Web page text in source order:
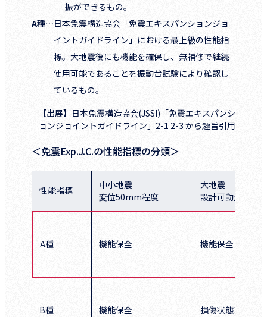
振ができるもの。
A種…日本免震構造協会「免震エキスパンションジョ
イントガイドライン」における最上級の性能指
標。大地震後にも機能を確保し、無補修で継続
使用可能であることを振動台試験により確認し
ているもの。
【出展】日本免震構造協会(JSSI)「免震エキスパンシ
ョンジョイントガイドライン」2-1 2-3 から趣旨引用
＜免震Exp.J.C.の性能指標の分類＞
性能指標
中小地震
変位50mm程度
大地震
設計可動量
A種 機能保全 機能保全
B種 機能保全 損傷状態1